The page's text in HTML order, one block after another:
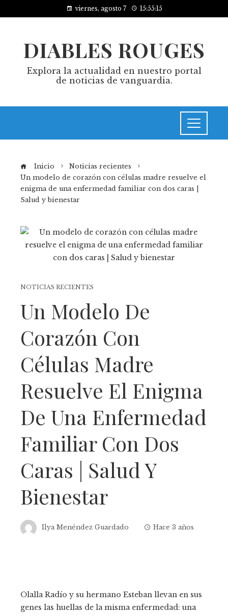
viernes, agosto 7 15:55:16
DIABLES ROUGES
Explora la actualidad en nuestro portal
de noticias de vanguardia.
Inicio
Noticias recientes
Un modelo de corazón con células madre resuelve el
enigma de una enfermedad familiar con dos caras |
Salud y bienestar
NOTICIAS RECIENTES
Un Modelo De
Corazón Con
Células Madre
Resuelve El Enigma
De Una Enfermedad
Familiar Con Dos
Caras | Salud Y
Bienestar
Ilya Menéndez Guardado Hace 3 años
Olalla Radío y su hermano Esteban llevan en sus
genes las huellas de la misma enfermedad: una